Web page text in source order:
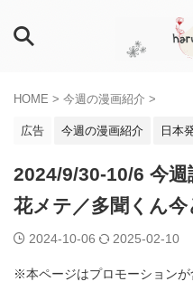
HOME > 今週の漫画紹介 >
広告 今週の漫画紹介 日本
2024/9/30-10/6 今
花メテ／多聞くん今
2024-10-06 2025-02-10
※本ページはプロモーションが